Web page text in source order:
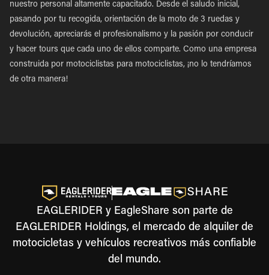
nuestro personal altamente capacitado. Desde el saludo inicial,
pasando por tu recogida, orientación de la moto de 3 ruedas y
devolución, apreciarás el profesionalismo y la pasión por conducir
y hacer tours que cada uno de ellos comparte. Como una empresa
construida por motociclistas para motociclistas, ¡no lo tendríamos
de otra manera!
EAGLERIDER y EagleShare son parte de
EAGLERIDER Holdings, el mercado de alquiler de
motocicletas y vehículos recreativos más confiable
del mundo.